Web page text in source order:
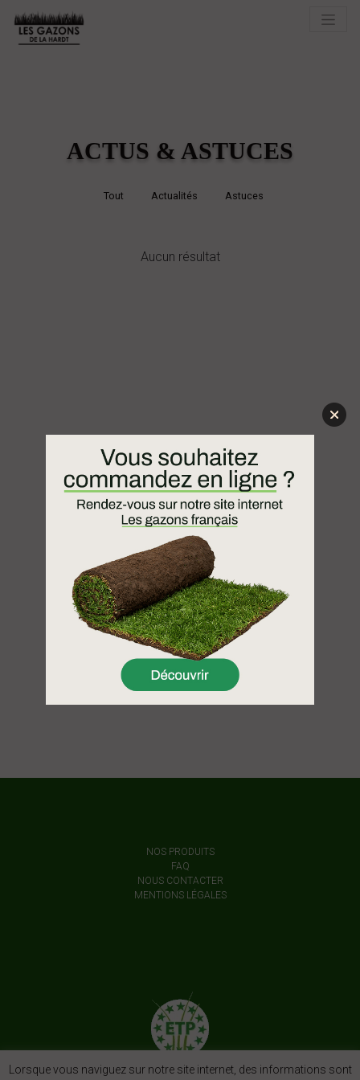
ACTUS & ASTUCES
Tout Actualités Astuces
Aucun résultat
NOS PRODUITS
FAQ
NOUS CONTACTER
MENTIONS LÉGALES
European Turfgrass Producers
Lorsque vous naviguez sur notre site internet, des informations sont